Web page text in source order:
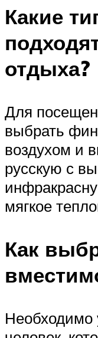
Какие
отдыха?
Для
выбрать
воздухом и
русскую с
мягкое
Как
Необходимо